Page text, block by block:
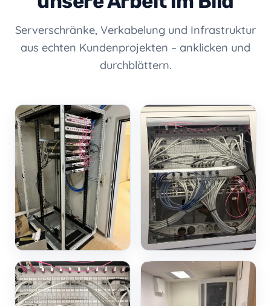
Serverschränke, Verkabelung und Infrastruktur
aus echten Kundenprojekten – anklicken und
durchblättern.